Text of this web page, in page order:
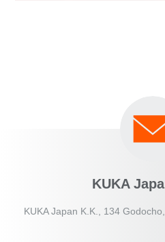
KUKA
KUKA Japan K.K., 134